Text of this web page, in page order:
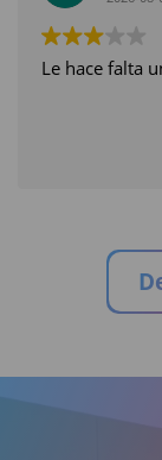
Le hace falta